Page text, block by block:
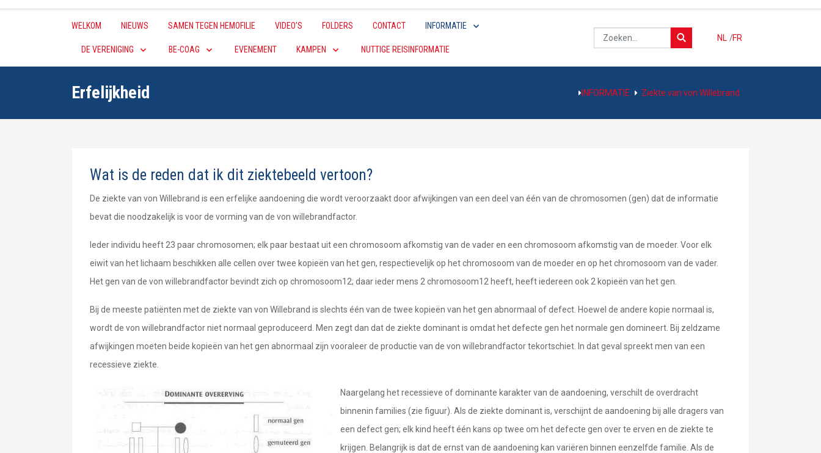
WELKOM NIEUWS SAMEN TEGEN HEMOFILIE VIDEO’S FOLDERS CONTACT INFORMATIE
DE VERENIGING BE-COAG EVENEMENT KAMPEN NUTTIGE REISINFORMATIE
NL FR
/
Erfelijkheid INFORMATIE Ziekte van von Willebrand
Wat is de reden dat ik dit ziektebeeld vertoon?
De ziekte van von Willebrand is een erfelijke aandoening die wordt veroorzaakt door afwijkingen van een deel van één van de chromosomen (gen) dat de informatie
bevat die noodzakelijk is voor de vorming van de von willebrandfactor.
Ieder individu heeft 23 paar chromosomen; elk paar bestaat uit een chromosoom afkomstig van de vader en een chromosoom afkomstig van de moeder. Voor elk
eiwit van het lichaam beschikken alle cellen over twee kopieën van het gen, respectievelijk op het chromosoom van de moeder en op het chromosoom van de vader.
Het gen van de von willebrandfactor bevindt zich op chromosoom12; daar ieder mens 2 chromosoom12 heeft, heeft iedereen ook 2 kopieën van het gen.
Bij de meeste patiënten met de ziekte van von Willebrand is slechts één van de twee kopieën van het gen abnormaal of defect. Hoewel de andere kopie normaal is,
wordt de von willebrandfactor niet normaal geproduceerd. Men zegt dan dat de ziekte dominant is omdat het defecte gen het normale gen domineert. Bij zeldzame
afwijkingen moeten beide kopieën van het gen abnormaal zijn vooraleer de productie van de von willebrandfactor tekortschiet. In dat geval spreekt men van een
recessieve ziekte.
Naargelang het recessieve of dominante karakter van de aandoening, verschilt de overdracht
binnenin families (zie figuur). Als de ziekte dominant is, verschijnt de aandoening bij alle dragers van
een defect gen; elk kind heeft één kans op twee om het defecte gen over te erven en de ziekte te
krijgen. Belangrijk is dat de ernst van de aandoening kan variëren binnen eenzelfde familie. Als de